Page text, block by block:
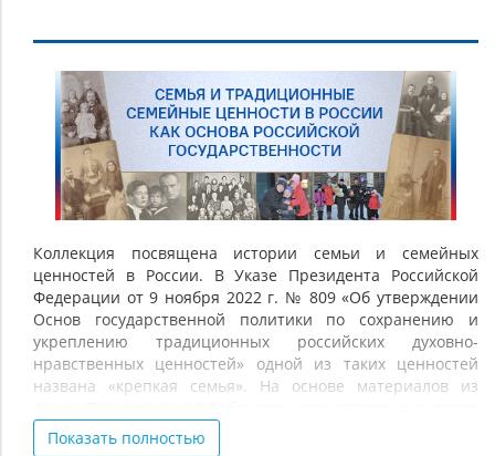
Семья
традиционные
семейные
ценности
России
как
основа
российской
государственности
Коллекция посвящена истории семьи и семейных
ценностей в России. В Указе Президента Российской
Федерации от 9 ноября 2022 г. № 809 «Об утверждении
Основ государственной политики по сохранению и
укреплению традиционных российских духовно-
нравственных ценностей» одной из таких ценностей
названа «крепкая семья». На основе материалов из
развития института семьи в России со времён Древней
Показать полностью